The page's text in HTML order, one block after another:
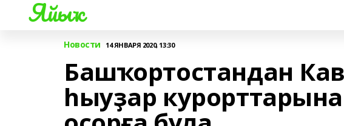
Яйыҡ
Новости 14 ЯНВАРЯ 2020, 13:30
Башҡортостандан
һыуҙар